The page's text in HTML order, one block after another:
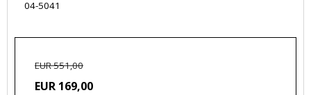
04-5041
EUR 551,00
EUR 169,00